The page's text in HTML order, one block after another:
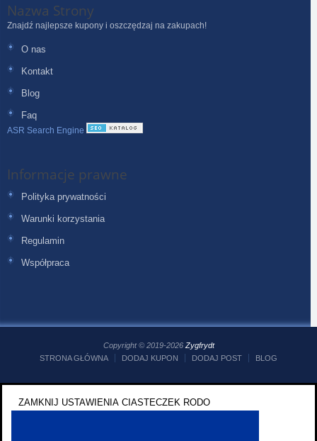
Nazwa Strony
Znajdź najlepsze kupony i oszczędzaj na zakupach!
O nas
Kontakt
Blog
Faq
ASR Search Engine
Informacje prawne
Polityka prywatności
Warunki korzystania
Regulamin
Współpraca
Copyright © 2019-2026 Zygfrydt
STRONA GŁÓWNA
DODAJ KUPON DODAJ POST BLOG
ZAMKNIJ USTAWIENIA CIASTECZEK RODO
ZAMKNIJ USTAWIENIA CIASTECZEK RODO